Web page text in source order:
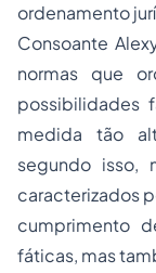
ordenamento
Consoante
normas que
possibilidades
medida tão
segundo isso,
caracterizados
cumprimento
fáticas, mas